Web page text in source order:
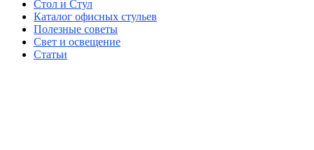
Стол и Стул
Каталог офисных стульев
Полезные советы
Свет и освещение
Статьи